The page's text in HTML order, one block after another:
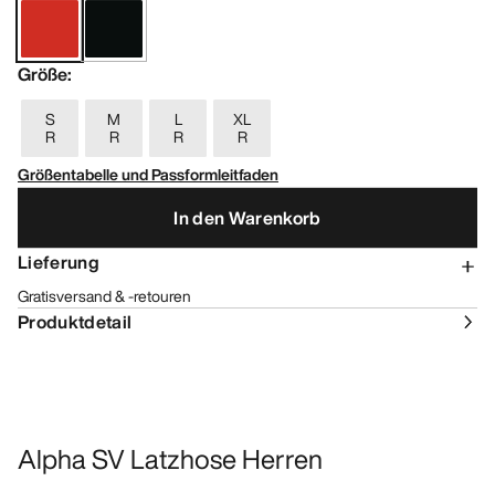
Größe:
S
R
M
R
L
R
XL
R
Größentabelle und Passformleitfaden
In den Warenkorb
Lieferung
Gratisversand & -retouren
Produktdetail
Alpha SV Latzhose Herren